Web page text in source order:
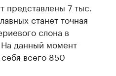
представлены 7 тыс.
станет точная
слона в
На данный момент
всего 850